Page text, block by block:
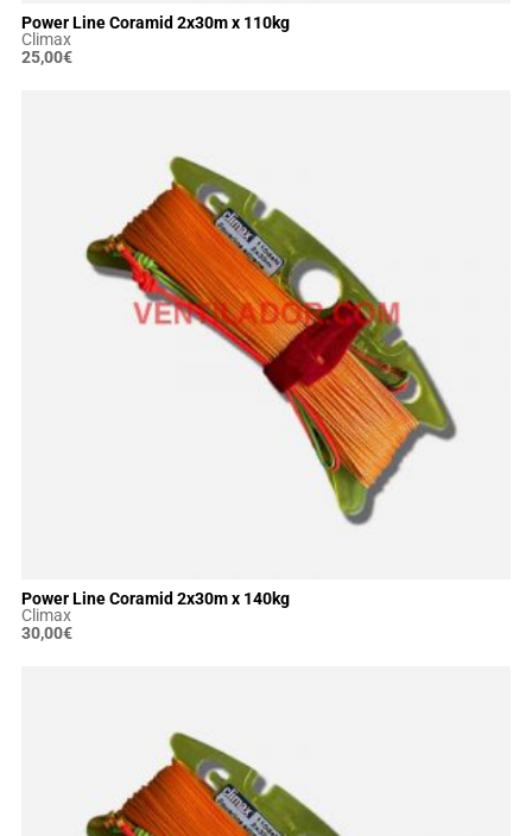
Power Line Coramid 2x30m x 110kg
Climax
25,00€
Power Line Coramid 2x30m x 140kg
Climax
30,00€